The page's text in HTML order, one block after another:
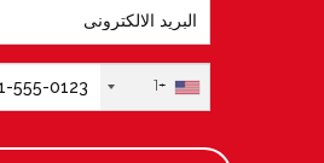
+1